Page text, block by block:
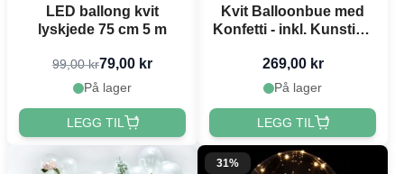
LED ballong kvit
lyskjede 75 cm 5 m
99,00 kr79,00 kr
På lager
LEGG TIL
Kvit Balloonbue med
Konfetti - inkl. Kunstige
269,00 kr
På lager
LEGG TIL
31%